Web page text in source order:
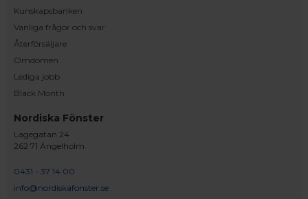
Kunskapsbanken
Vanliga frågor och svar
Återförsäljare
Omdömen
Lediga jobb
Black Month
Nordiska Fönster
Lagegatan 24
262 71 Ängelholm
0431 - 37 14 00
info@nordiskafonster.se